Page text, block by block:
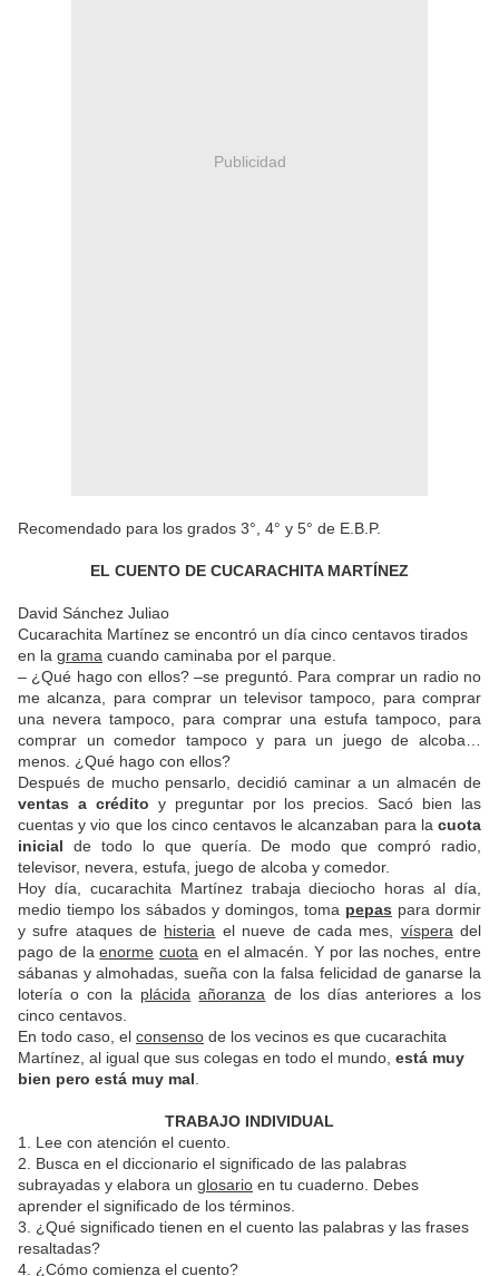
Publicidad
Recomendado para los grados 3°, 4° y 5° de E.B.P.
EL CUENTO DE CUCARACHITA MARTÍNEZ
David Sánchez Juliao
Cucarachita Martínez se encontró un día cinco centavos tirados
en la grama cuando caminaba por el parque.
– ¿Qué hago con ellos? –se preguntó. Para comprar un radio no
me alcanza, para comprar un televisor tampoco, para comprar
una nevera tampoco, para comprar una estufa tampoco, para
comprar un comedor tampoco y para un juego de alcoba…
menos. ¿Qué hago con ellos?
Después de mucho pensarlo, decidió caminar a un almacén de
ventas a crédito y preguntar por los precios. Sacó bien las
cuentas y vio que los cinco centavos le alcanzaban para la cuota
inicial de todo lo que quería. De modo que compró radio,
televisor, nevera, estufa, juego de alcoba y comedor.
Hoy día, cucarachita Martínez trabaja dieciocho horas al día,
medio tiempo los sábados y domingos, toma pepas para dormir
y sufre ataques de histeria el nueve de cada mes, víspera del
pago de laenorme cuota en el almacén. Y por las noches, entre
sábanas y almohadas, sueña con la falsa felicidad de ganarse la
lotería o con la plácida añoranza de los días anteriores a los
cinco centavos.
En todo caso, el consenso de los vecinos es que cucarachita
Martínez, al igual que sus colegas en todo el mundo, está muy
bien pero está muy mal
TRABAJO INDIVIDUAL
1. Lee con atención el cuento.
2. Busca en el diccionario el significado de las palabras
subrayadas y elabora un glosario en tu cuaderno. Debes
aprender el significado de los términos.
3. ¿Qué significado tienen en el cuento las palabras y las frases
resaltadas?
4. ¿Cómo comienza el cuento?